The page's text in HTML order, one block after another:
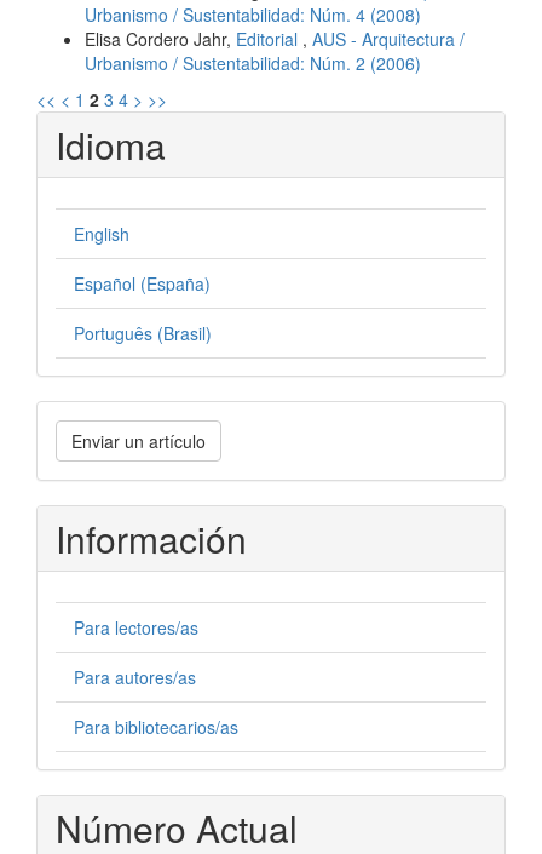
Urbanismo / Sustentabilidad: Núm. 4 (2008)
Elisa Cordero Jahr, Editorial , AUS - Arquitectura /
Urbanismo / Sustentabilidad: Núm. 2 (2006)
<< < 1 2 3 4 > >>
Idioma
English
Español (España)
Português (Brasil)
Enviar
un
artículo
Enviar un artículo
Información
Para lectores/as
Para autores/as
Para bibliotecarios/as
Número Actual